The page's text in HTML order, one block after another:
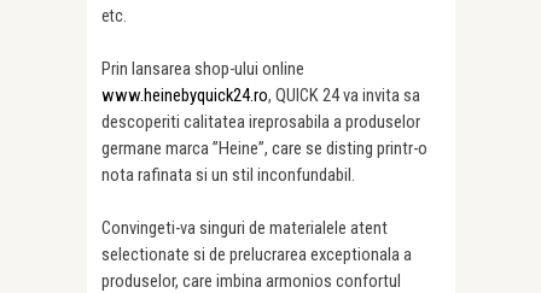
etc.
Prin lansarea shop-ului online
www.heinebyquick24.ro, QUICK 24 va invita sa
descoperiti calitatea ireprosabila a produselor
germane marca ”Heine”, care se disting printr-o
nota rafinata si un stil inconfundabil.
Convingeti-va singuri de materialele atent
selectionate si de prelucrarea exceptionala a
produselor, care imbina armonios confortul